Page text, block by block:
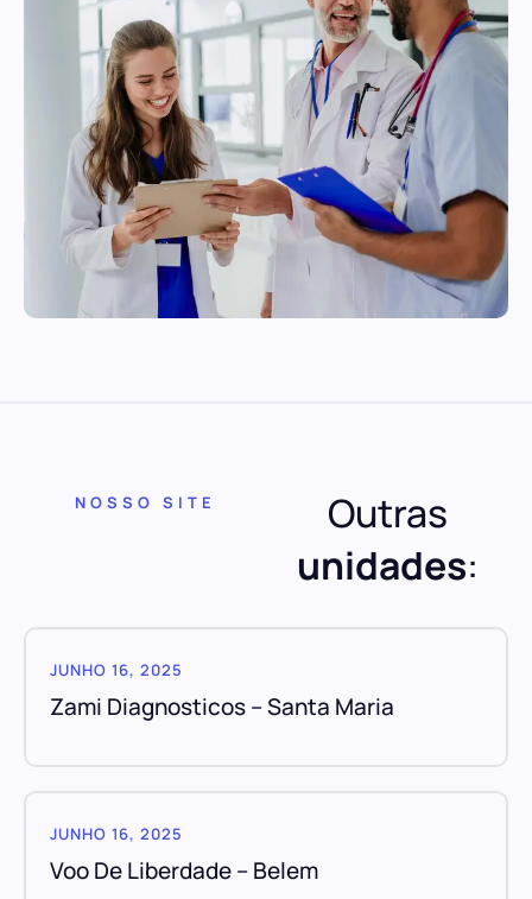
NOSSO SITE
Outras
unidades:
JUNHO 16, 2025
Zami Diagnosticos – Santa Maria
JUNHO 16, 2025
Voo De Liberdade – Belem